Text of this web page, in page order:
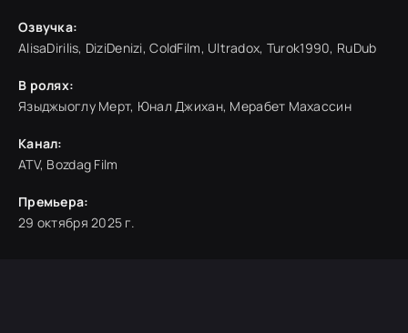
Озвучка:
AlisaDirilis, DiziDenizi, ColdFilm, Ultradox, Turok1990, RuDub
В ролях:
Языджыоглу Мерт, Юнал Джихан, Мерабет Махассин
Канал:
ATV, Bozdag Film
Премьера:
29 октября 2025 г.